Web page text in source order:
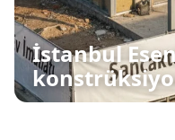
İstanbul